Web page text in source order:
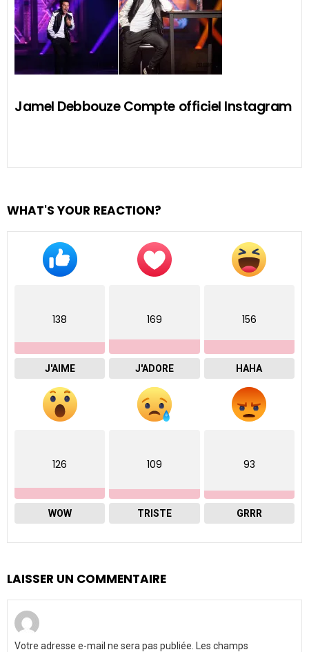
Jamel Debbouze Compte officiel Instagram
WHAT'S YOUR REACTION?
138
J'AIME
169
J'ADORE
156
HAHA
126
WOW
109
TRISTE
93
GRRR
LAISSER UN COMMENTAIRE
Votre adresse e-mail ne sera pas publiée.
Les champs